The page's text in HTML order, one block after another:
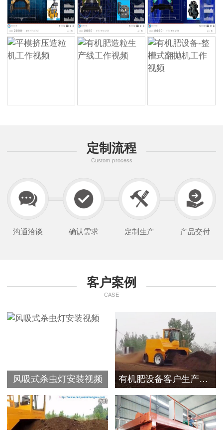
定制流程
Custom process
沟通洽谈 确认需求 定制生产 产品交付
客户案例
CASE
风吸式杀虫灯安装视频 有机肥设备客户生产视频